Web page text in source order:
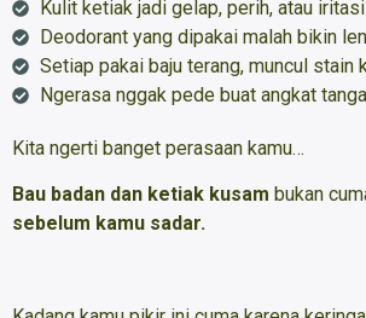
Kulit ketiak jadi gelap, perih, atau
Deodorant yang dipakai malah bikin
Setiap pakai baju terang, muncul stain
Ngerasa nggak pede buat angkat
Kita ngerti banget perasaan kamu…
Bau badan dan ketiak kusam bukan
sebelum kamu sadar.